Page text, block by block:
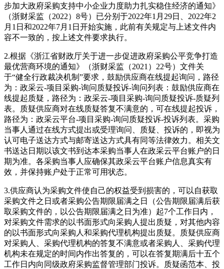
步加大政府采购支持中小企业力度助力扎实稳住经济的通知》
（浙财采监（2022）8号）已分别于2022年1月29日、2022年2
月1日和2022年7月1日开始实施，此前有关规定与上述文件内
容不一致的，按上述文件要求执行。
2.根据《浙江省财政厅关于进一步促进政府采购公平竞争打造
最优营商环境的通知》（浙财采监（2021）22号）文件关
于“健全行政裁决机制”要求，鼓励供应商在线提起询问，路径
为：政采云-项目采购-询问质疑投诉-询问列表：鼓励供应商在
线提起质疑，路径为：政采云-项目采购-询问质疑投诉-质疑列
表。质疑供应商对在线质疑答复不满意的，可在线提起投诉，
路径为：政采云平台-项目采购-询问质疑投诉-投诉列表。采购
当事人通过在线方式提出或受理询问、质疑、投诉的，即视为
认可电子送达方式与邮寄送达方式具有同等法律效力。相关文
书送达日期以该文书到达本采购当事人在政采云平台账户的日
期为准。各采购当事人应确保其政采云平台账户信息真实有
效，并保持账户处于正常可用状态。
3.供应商认为采购文件使自己的权益受到损害的，可以自获取
采购文件之日或者采购公告期限届满之日（公告期限届满后获
取采购文件的，以公告期限届满之日为准）起7个工作日内，
对采购文件需求的以书面形式向采购人提出质疑，对其他内容
的以书面形式向采购人和采购代理机构提出质疑。质疑供应商
对采购人、采购代理机构的答复不满意或者采购人、采购代理
机构未在规定的时间内作出答复的，可以在答复期满后十五个
工作日内向同级政府采购监督管理部门投诉。质疑函范本、投